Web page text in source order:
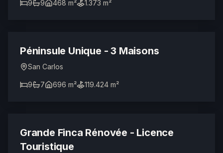
9 9 468 m² 1.373 m²
LICENCE TOURISTIQUE
Péninsule Unique - 3 Maisons
San Carlos
9 7 696 m² 119.424 m²
LICENCE TOURISTIQUE
Grande Finca Rénovée - Licence
Touristique